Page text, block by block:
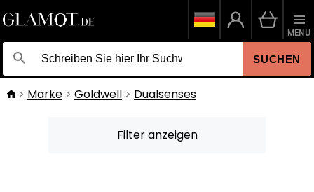
SUCHEN
MENU
Marke Goldwell Dualsenses
Filter anzeigen